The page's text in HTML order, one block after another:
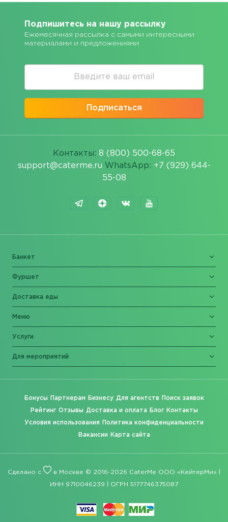
Подпишитесь на нашу рассылку
Ежемесячная рассылка с самыми интересными
материалами и предложениями
Подписаться
Контакты: 8 (800) 500-68-65
support@caterme.ru WhatsApp: +7 (929) 644-
55-08
Банкет
Фуршет
Доставка еды
Меню
Услуги
Для мероприятий
Бонусы Партнерам Бизнесу Для агентств Поиск заявок
Рейтинг Отзывы Доставка и оплата Блог Контакты
Условия использования Политика конфиденциальности
Вакансии Карта сайта
Сделано с в Москве © 2016-2026 CaterMe ООО «КейтерМи» |
ИНН 9710046239 | ОГРН 5177746375087